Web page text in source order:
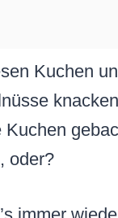
Kuchen
oder?